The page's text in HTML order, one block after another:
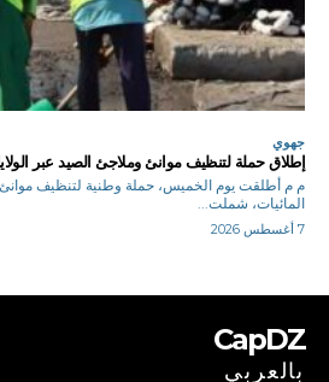
جهوي
إطلاق حملة لتنظيف موانئ وملاجئ الصيد عبر
م م أطلقت يوم الخميس، حملة وطنية لتنظيف
المائيات، شملت...
7 أغسطس 2026
CapDZ
بالعربي